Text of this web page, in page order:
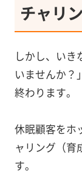
チャリ
しかし、いき
いませんか？
終わります。
休眠顧客をホ
ャリング（育
す。